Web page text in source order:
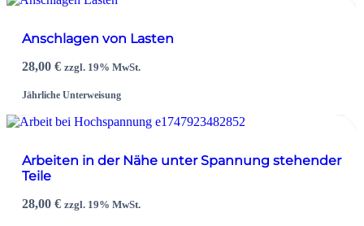
Anschlagen von Lasten
28,00€ zzgl. 19% MwSt.
Jährliche Unterweisung
Arbeiten in der Nähe unter Spannung stehender
Teile
28,00€ zzgl. 19% MwSt.